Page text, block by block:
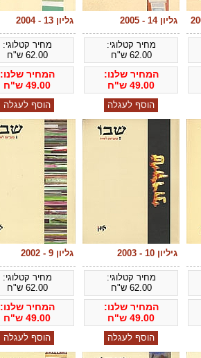
גליון 14 - 2005
מחיר קטלוגי:
62.00 ש"ח
המחיר שלנו:
49.00 ש"ח
גליון 13 - 2004
מחיר קטלוגי:
62.00 ש"ח
המחיר שלנו:
49.00 ש"ח
גיליון 10 - 2003
מחיר קטלוגי:
62.00 ש"ח
המחיר שלנו:
49.00 ש"ח
גליון 9 - 2002
מחיר קטלוגי:
62.00 ש"ח
המחיר שלנו:
49.00 ש"ח